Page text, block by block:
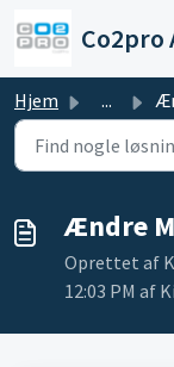
Co2pro
Hjem ...
Ændre
Oprettet af
12:03 PM af